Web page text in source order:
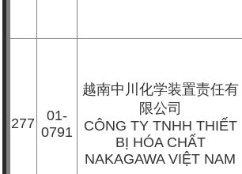
277
01-
0791
越南中川化学装置责任有
限公司
CÔNG TY TNHH THIẾT
BỊ HÓA CHẤT
NAKAGAWA VIỆT NAM